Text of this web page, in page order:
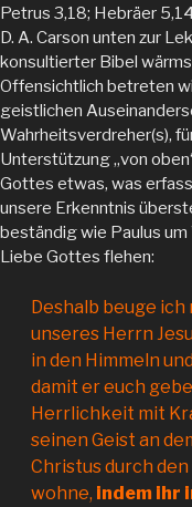
Petrus 3,18; Hebräer
D. A. Carson unten zur
konsultierter Bibel
Offensichtlich betreten
geistlichen
Wahrheitsverdreher(s),
Unterstützung „von
Gottes etwas, was
unsere Erkenntnis
beständig wie Paulus
Liebe Gottes flehen:
Deshalb beuge
unseres Herrn
in den Himmeln
damit er euch
Herrlichkeit mit
seinen Geist an
Christus durch
wohne, indem ihr